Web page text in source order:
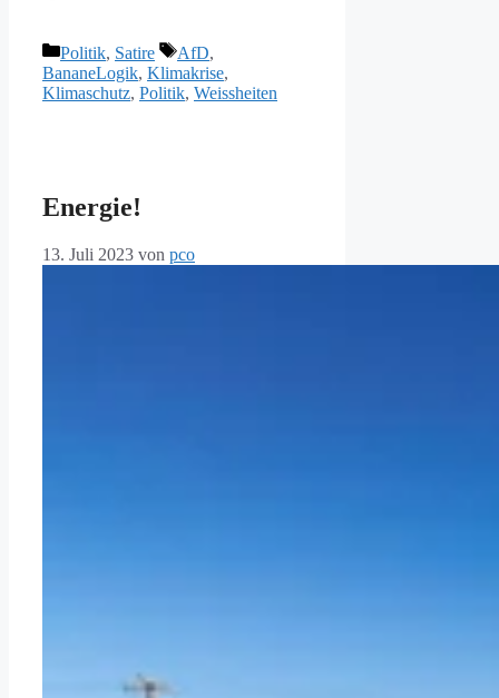
Kategorien
Politik, Satire Schlagwörter
AfD,
BananeLogik, Klimakrise,
Klimaschutz, Politik, Weissheiten
Energie!
13. Juli 2023 von pco